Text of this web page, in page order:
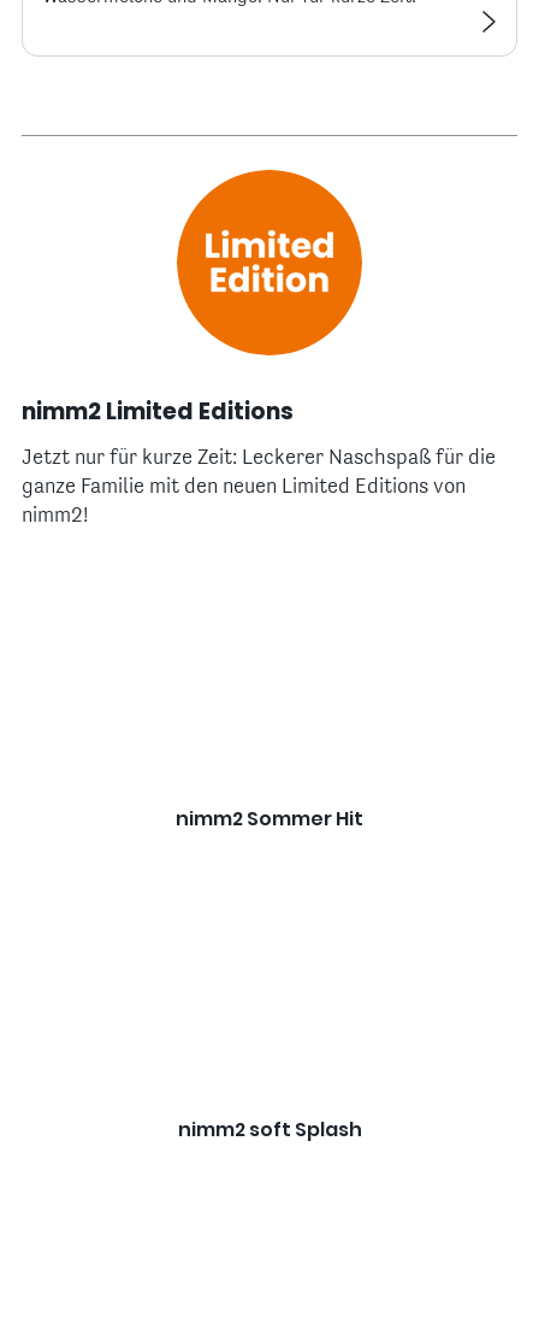
nimm2 Limited Editions
Jetzt nur für kurze Zeit: Leckerer Naschspaß für die
ganze Familie mit den neuen Limited Editions von
nimm2!
nimm2 Sommer Hit
nimm2 soft Splash